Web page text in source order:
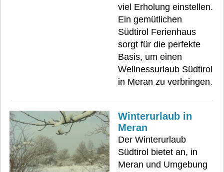
viel Erholung einstellen.
Ein gemütlichen
Südtirol Ferienhaus
sorgt für die perfekte
Basis, um einen
Wellnessurlaub Südtirol
in Meran zu verbringen.
Winterurlaub in
Meran
Der Winterurlaub
Südtirol bietet an, in
Meran und Umgebung